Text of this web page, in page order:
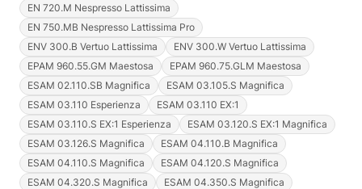
EN 720.M Nespresso Lattissima
EN 750.MB Nespresso Lattissima Pro
ENV 300.B Vertuo Lattissima
ENV 300.W Vertuo Lattissima
EPAM 960.55.GM Maestosa
EPAM 960.75.GLM Maestosa
ESAM 02.110.SB Magnifica
ESAM 03.105.S Magnifica
ESAM 03.110 Esperienza
ESAM 03.110 EX:1
ESAM 03.110.S EX:1 Esperienza
ESAM 03.120.S EX:1 Magnifica
ESAM 03.126.S Magnifica
ESAM 04.110.B Magnifica
ESAM 04.110.S Magnifica
ESAM 04.120.S Magnifica
ESAM 04.320.S Magnifica
ESAM 04.350.S Magnifica